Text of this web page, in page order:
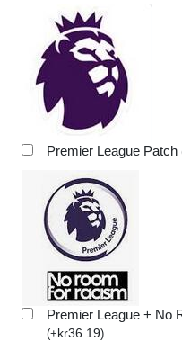
Premier League Patch
Premier League + No
(+kr36.19)